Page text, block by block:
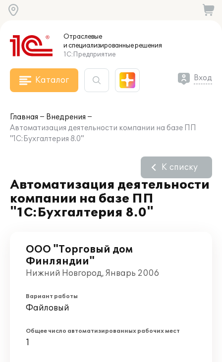
Отраслевые
и специализированныерешения
1С:Предприятие
Каталог Вход
Главная
Внедрения
Автоматизация деятельности компании на базе ПП
"1С:Бухгалтерия 8.0"
Автоматизация деятельности
компании на базе ПП
"1С:Бухгалтерия 8.0"
К списку
ООО "Торговый дом
Финляндии"
Нижний Новгород, Январь 2006
Вариант работы
Файловый
Общее число автоматизированных рабочих мест
1